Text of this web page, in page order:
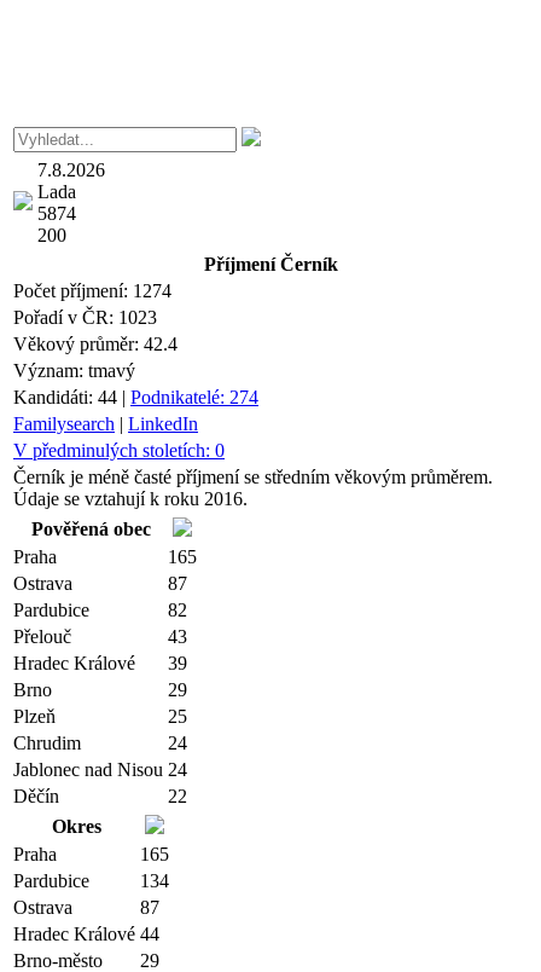
7.8.2026
Lada
5874
200
PříjmeníČerník
Počet příjmení: 1274
Pořadí v ČR: 1023
Věkový průměr: 42.4
Význam: tmavý
Kandidáti: 44 | Podnikatelé: 274
Familysearch | LinkedIn
V předminulých stoletích: 0
Černík je méně časté příjmení se středním věkovým průměrem.
Údaje se vztahují k roku 2016.
Pověřená obec
Praha
165
Ostrava
87
Pardubice
82
Přelouč
43
Hradec Králové
39
Brno
29
Plzeň
25
Chrudim
24
Jablonec nad Nisou 24
Děčín
22
Okres
Praha
165
Pardubice
134
Ostrava
87
Hradec Králové 44
Brno-město
29